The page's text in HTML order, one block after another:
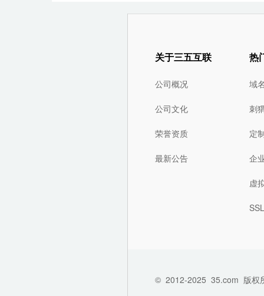
关于三五互联
公司概况
公司文化
荣誉资质
最新公告
热
域
刺
定
企
虚
© 2012-2025 35.com 版权